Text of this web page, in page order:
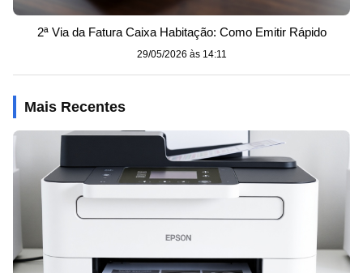
2ª Via da Fatura Caixa Habitação: Como Emitir Rápido
29/05/2026 às 14:11
Mais Recentes